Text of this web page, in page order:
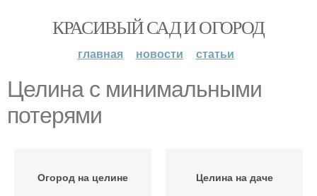
КРАСИВЫЙ САД И ОГОРОД
главная новости статьи
Целина с минимальными
потерями
Огород на целине Целина на даче